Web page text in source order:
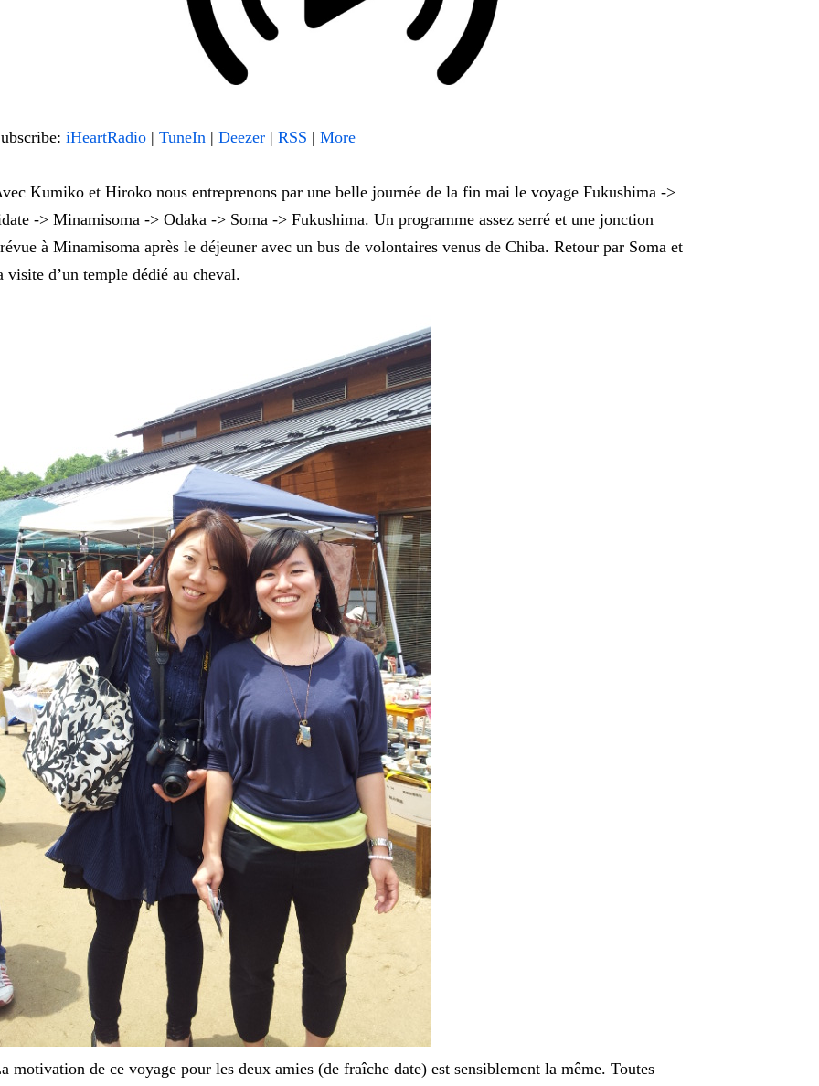
iHeartRadio| TuneIn| Deezer| RSS | More
Kumiko et Hiroko nous entreprenons par une belle journée de la fin mai le voyage Fukushima ->
-> Minamisoma -> Odaka -> Soma -> Fukushima. Un programme assez serré et une jonction
à Minamisoma après le déjeuner avec un bus de volontaires venus de Chiba. Retour par Soma et
visite d’un temple dédié au cheval.
motivation de ce voyage pour les deux amies (de fraîche date) est sensiblement la même. Toutes